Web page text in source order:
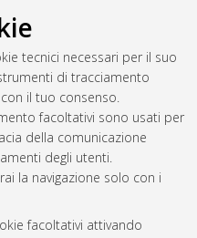
tecnici necessari per il suo
di tracciamento
il tuo consenso.
facoltativi sono usati per
della comunicazione
degli utenti.
la navigazione solo con i
facoltativi attivando
Histories in the nearby
thesis], Alma Mater
Dottorato di ricerca in
unibo/amsdottorato/8355.
Aug 7 20:43:53 2026 CEST